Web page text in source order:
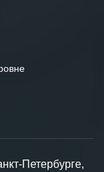
Петербурге,